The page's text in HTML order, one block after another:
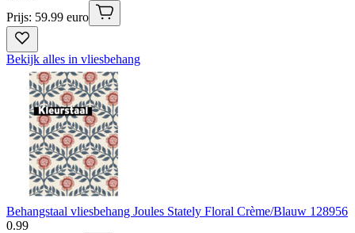
Prijs: 59.99 euro
Bekijk alles in vliesbehang
Behangstaal vliesbehang Joules Stately Floral Crème/Blauw 128956
0.99